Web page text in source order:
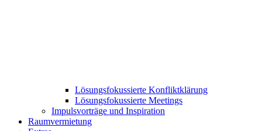
Lösungsfokussierte Konfliktklärung
Lösungsfokussierte Meetings
Impulsvorträge und Inspiration
Raumvermietung